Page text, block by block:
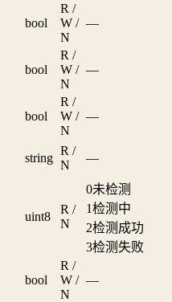
bool
R /
W /
N
—
bool
R /
W /
N
—
bool
R /
W /
N
—
string
R /
N
—
uint8
R /
N
0未检测
1检测中
2检测成功
3检测失败
bool
R /
W /
N
—